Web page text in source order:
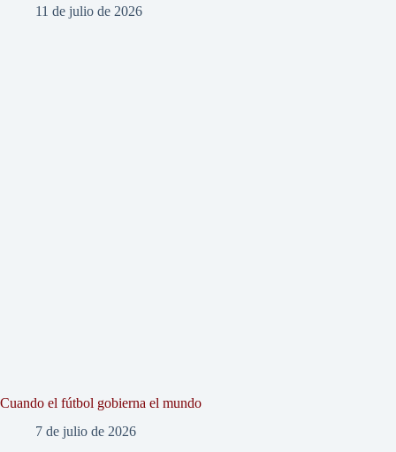
11 de julio de 2026
Cuando el fútbol gobierna el mundo
7 de julio de 2026